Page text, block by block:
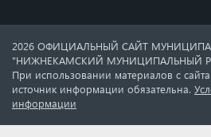
2026 ОФИЦИАЛЬНЫЙ САЙТ
"НИЖНЕКАМСКИЙ МУНИЦИПАЛЬНЫЙ
При использовании материалов с сайта
источник информации обязательна.
информации